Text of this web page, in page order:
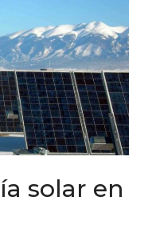
solar en